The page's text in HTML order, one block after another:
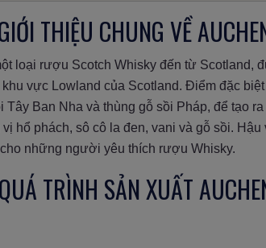
THIỆU CHUNG VỀ
loại rượu Scotch Whisky đến từ Scotland,
vực Lowland của Scotland. Điểm đặc
Tây Ban Nha và thùng gỗ sồi Pháp, để tạo
hổ phách, sô cô la đen, vani và gỗ sồi.
những người yêu thích rượu Whisky.
TRÌNH SẢN XUẤT